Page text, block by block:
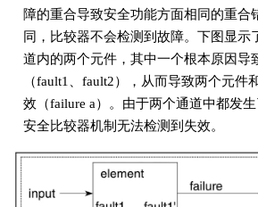
障的重合导致安全功能方面相同的重合
同，比较器不会检测到故障。下图显示
道内的两个元件，其中一个根本原因导
（fault1、fault2），从而导致两个元件
效（failure a）。由于两个通道中都发
安全比较器机制无法检测到失效。